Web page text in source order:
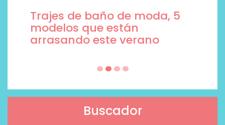
Trajes de baño de moda, 5
modelos que están
arrasando este verano
Buscador